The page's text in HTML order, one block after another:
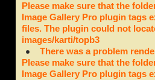
Please make sure that the
Image Gallery Pro plugin tags
files. The plugin could not
images/karti/topb3
There was a problem
Please make sure that the
Image Gallery Pro plugin tags